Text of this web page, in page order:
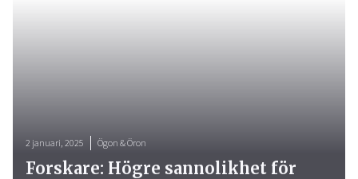
2 januari, 2025 Ögon & Öron
Forskare: Högre sannolikhet för